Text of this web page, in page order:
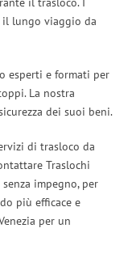
lungo viaggio da
esperti e formati per
La nostra
dei suoi beni.
di trasloco da
Traslochi
impegno, per
più efficace e
per un